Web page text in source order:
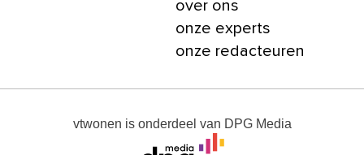
over ons
onze experts
onze redacteuren
vtwonen is onderdeel van DPG Media